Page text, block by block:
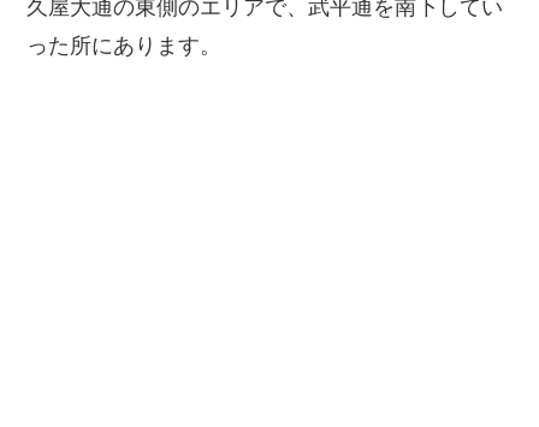
久屋大通の東側のエリアで、武平通を南下してい
った所にあります。